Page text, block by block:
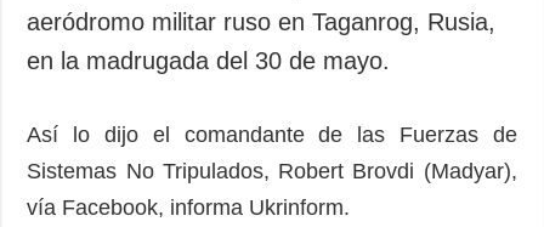
aeródromo militar ruso en Taganrog, Rusia,
en la madrugada del 30 de mayo.
Así lo dijo el comandante de las Fuerzas de
Sistemas No Tripulados, Robert Brovdi (Madyar),
vía Facebook, informa Ukrinform.